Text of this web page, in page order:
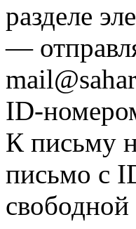
разделе
—
ID-
К письму
письмо с